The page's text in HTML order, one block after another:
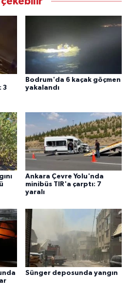
3
Bodrum'da 6 kaçak göçmen
yakalandı
Ankara Çevre Yolu'nda
minibüs TIR'a çarptı: 7
yaralı
Sünger deposunda yangın